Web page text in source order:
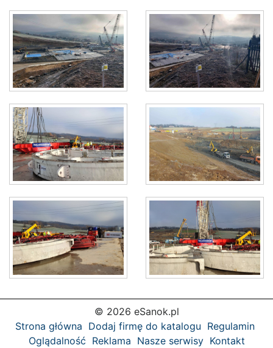
© 2026 eSanok.pl
Strona główna Dodaj firmę do katalogu Regulamin
Oglądalność Reklama Nasze serwisy Kontakt